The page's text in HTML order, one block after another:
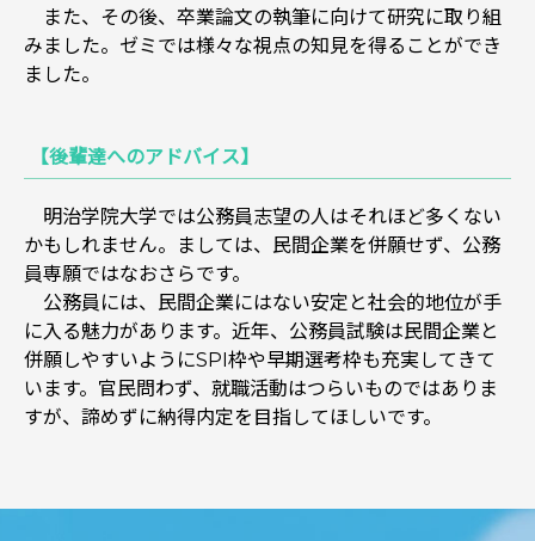
また、その後、卒業論文の執筆に向けて研究に取り組
みました。ゼミでは様々な視点の知見を得ることができ
ました。
【後輩達へのアドバイス】
明治学院大学では公務員志望の人はそれほど多くない
かもしれません。ましては、民間企業を併願せず、公務
員専願ではなおさらです。
公務員には、民間企業にはない安定と社会的地位が手
に入る魅力があります。近年、公務員試験は民間企業と
併願しやすいようにSPI枠や早期選考枠も充実してきて
います。官民問わず、就職活動はつらいものではありま
すが、諦めずに納得内定を目指してほしいです。